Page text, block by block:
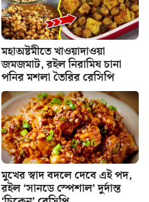
মহাঅষ্টমীতে খাওয়াদাওয়া
জমজমাট, রইল নিরামিষ চানা
পনির মশলা তৈরির রেসিপি
মুখের স্বাদ বদলে দেবে এই পদ,
রইল ‘সানডে স্পেশাল’ দুর্দান্ত